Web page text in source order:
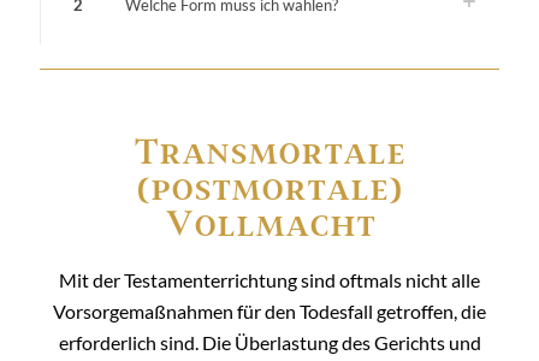
2 Welche Form muss ich wählen?
Transmortale
(postmortale)
Vollmacht
Mit der Testamenterrichtung sind oftmals nicht alle
Vorsorgemaßnahmen für den Todesfall getroffen, die
erforderlich sind. Die Überlastung des Gerichts und